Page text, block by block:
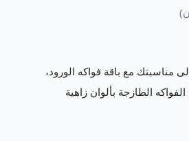
مناسبتك مع باقة فواكه الورود،
الطازجة بألوان زاهية
ارت خدمتكم بتقديم باقات و